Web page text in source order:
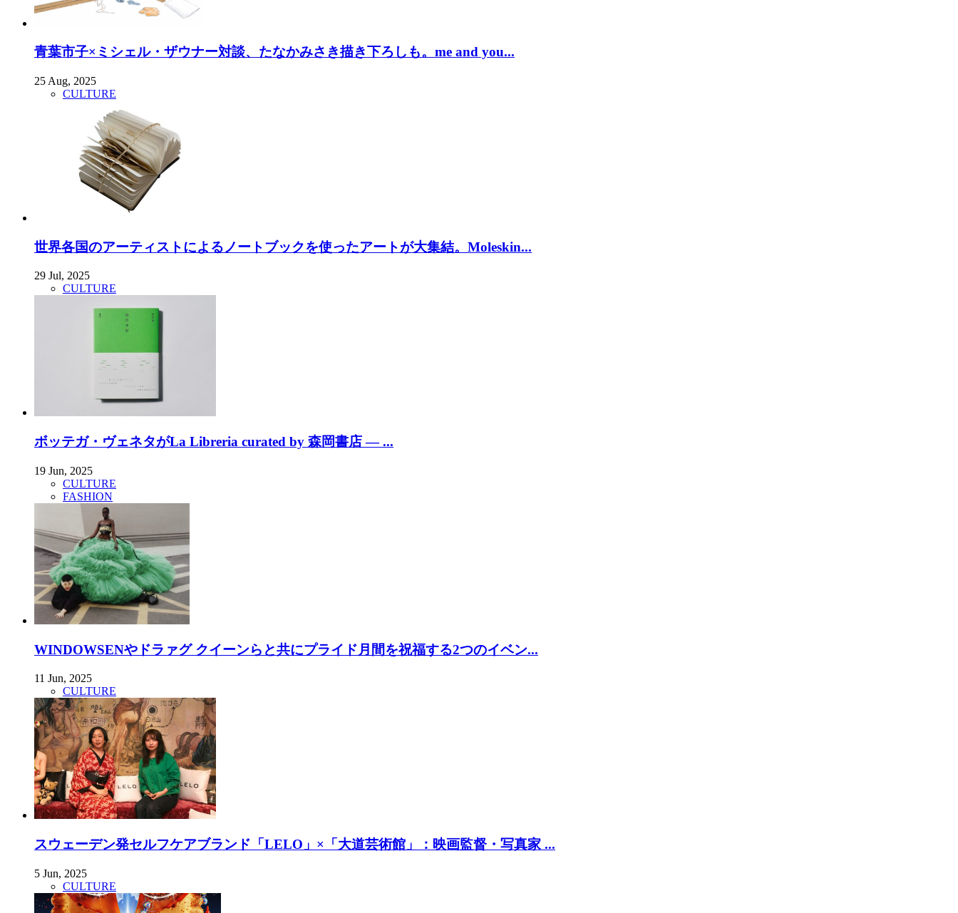
青葉市子×ミシェル・ザウナー対談、たなかみさき描き下ろしも。me and you...
25 Aug, 2025
CULTURE
世界各国のアーティストによるノートブックを使ったアートが大集結。Moleskin...
29 Jul, 2025
CULTURE
ボッテガ・ヴェネタがLa Libreria curated by 森岡書店 ― ...
19 Jun, 2025
CULTURE
FASHION
WINDOWSENやドラァグ クイーンらと共にプライド月間を祝福する2つのイベン...
11 Jun, 2025
CULTURE
スウェーデン発セルフケアブランド「LELO」×「大道芸術館」：映画監督・写真家 ...
5 Jun, 2025
CULTURE